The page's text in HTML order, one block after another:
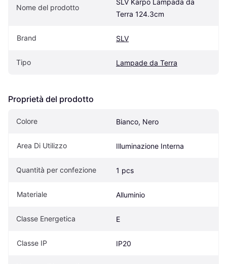
Nome del prodotto
SLV Karpo Lampada da
Terra 124.3cm
Brand SLV
Tipo Lampade da Terra
Proprietà del prodotto
Colore Bianco, Nero
Area Di Utilizzo Illuminazione Interna
Quantità per confezione 1 pcs
Materiale Alluminio
Classe Energetica E
Classe IP IP20